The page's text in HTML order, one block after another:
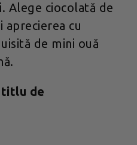
Alege ciocolată de
cu
de mini ouă
titlu de